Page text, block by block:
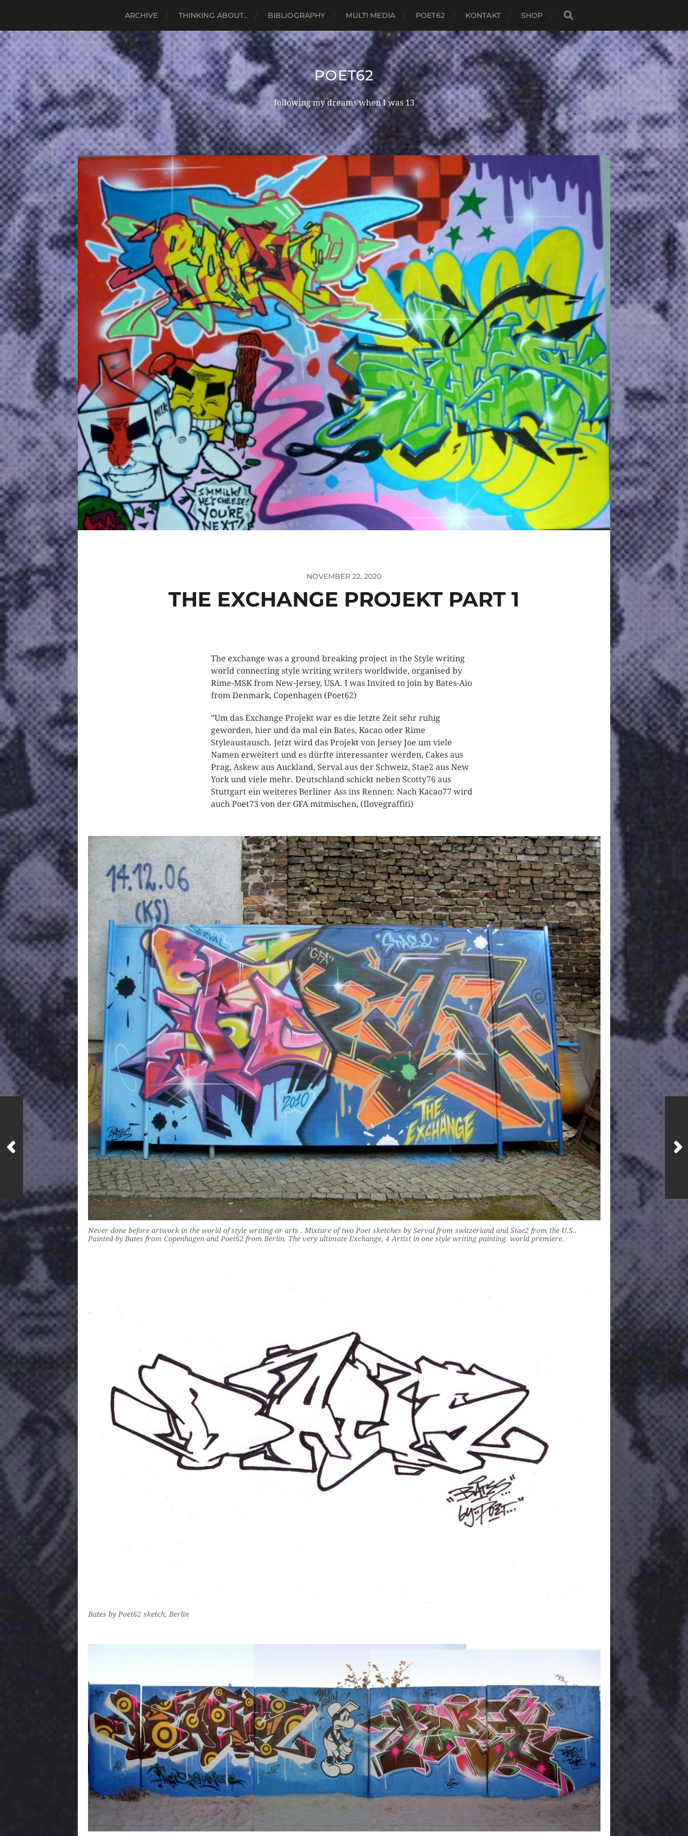
ARCHIVE THINKING ABOUT.. BIBLIOGRAPHY MULTI MEDIA POET62 KONTAKT SHOP
POET62
following my dreams when I was 13
NOVEMBER 22, 2020
THE EXCHANGE PROJEKT PART 1
The exchange was a ground breaking project in the Style writing
world connecting style writing writers worldwide, organised by
Rime-MSK from New-Jersey, USA. I was Invited to join by Bates-Aio
from Denmark, Copenhagen (Poet62)
”Um das Exchange Projekt war es die letzte Zeit sehr ruhig
geworden, hier und da mal ein Bates, Kacao oder Rime
Styleaustausch. Jetzt wird das Projekt von Jersey Joe um viele
Namen erweitert und es dürfte interessanter werden, Cakes aus
Prag, Askew aus Auckland, Serval aus der Schweiz, Stae2 aus New
York und viele mehr. Deutschland schickt neben Scotty76 aus
Stuttgart ein weiteres Berliner Ass ins Rennen: Nach Kacao77 wird
auch Poet73 von der GFA mitmischen, (Ilovegraffiti)
Never done before artwork in the world of style writing or arts . Mixture of two Poet sketches by Serval from switzerland and Stae2 from the U.S..
Painted by Bates from Copenhagen and Poet62 from Berlin. The very ultimate Exchange, 4 Artist in one style writing painting. world premiere.
Bates by Poet62 sketch, Berlin